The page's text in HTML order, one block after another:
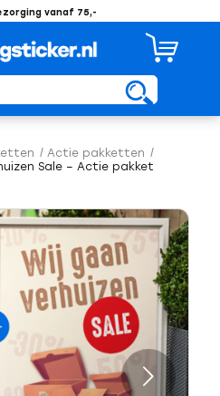
vanaf 75,-
/ Actie pakketten /
Sale – Actie pakket